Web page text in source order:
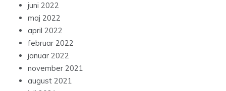
juni 2022
maj 2022
april 2022
februar 2022
januar 2022
november 2021
august 2021